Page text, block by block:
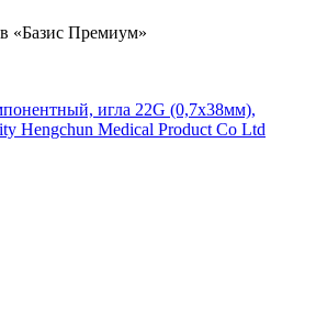
«Базис Премиум»
игла 22G (0,7х38мм),
Hengchun Medical Product Co Ltd